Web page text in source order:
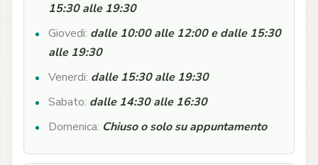
15:30 alle 19:30
Giovedi: dalle 10:00 alle 12:00 e dalle 15:30
alle 19:30
Venerdi: dalle 15:30 alle 19:30
Sabato: dalle 14:30 alle 16:30
Domenica: Chiuso o solo su appuntamento